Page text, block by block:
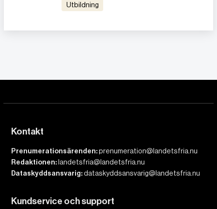
Utbildning
Kontakt
Prenumerationsärenden:prenumeration@landetsfria.nu
Redaktionen: landetsfria@landetsfria.nu
Dataskyddsansvarig:dataskyddsansvarig@landetsfria.nu
Kundservice och support